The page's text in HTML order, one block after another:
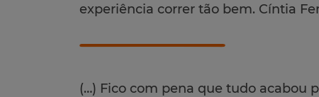
experiência correr tão bem. Cíntia
(…) Fico com pena que tudo acabou